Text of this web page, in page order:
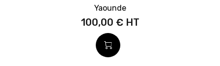
Yaounde
100,00 €